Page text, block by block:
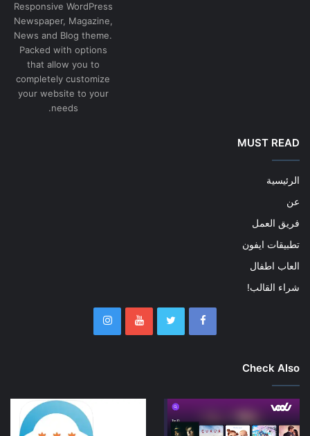
Responsive WordPress
Newspaper, Magazine,
News and Blog theme.
Packed with options
that allow you to
completely customize
your website to your
needs.
MUST READ
الرئيسية
عن
فريق العمل
تطبيقات ايفون
العاب اطفال
شراء القالب!
Check Also